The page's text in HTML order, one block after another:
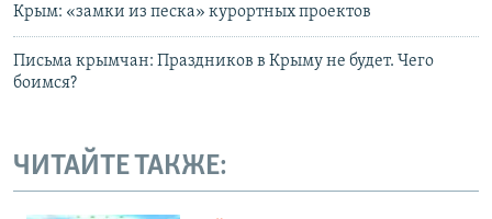
Крым: «замки из песка» курортных проектов
Письма крымчан: Праздников в Крыму не будет. Чего
боимся?
ЧИТАЙТЕ ТАКЖЕ: